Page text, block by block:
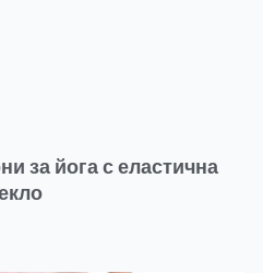
за йога с еластична